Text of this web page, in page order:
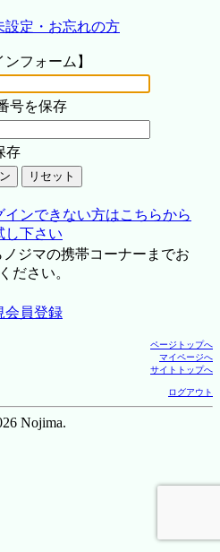
設定・お忘れの方
ンフォーム】
号を保存
存
ンできない方はこちらから
し下さい
ジマの携帯コーナーまでお
ださい。
会員登録
ページトップへ
マイページへ
サイトトップへ
ログアウト
Nojima.